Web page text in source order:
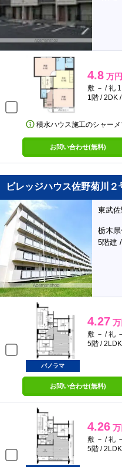
4.8 万円
敷 － / 礼 1
1階 / 2DK
積水ハウス施工のシャー
お問い合わせ(無料)
ビレッジハウス佐野菊川２
東武
栃木
5階建
4.27 万
敷 － / 礼 －
5階 /
パノラマ
お問い合わせ(無料)
4.26 万
敷 － / 礼 －
5階 /